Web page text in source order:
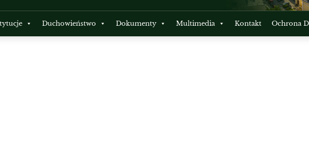
Duchowieństwo Dokumenty Multimedia Kontakt Ochrona